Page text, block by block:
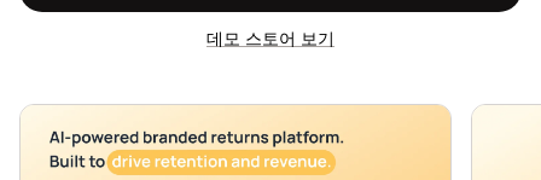
데모 스토어 보기